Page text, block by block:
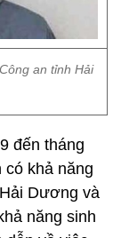
an tỉnh Hải
đến tháng
có khả năng
Dương và
năng sinh